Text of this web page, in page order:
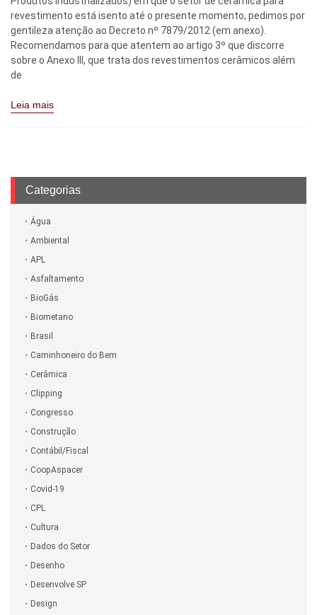
revestimento está isento até o presente momento, pedimos por
gentileza atenção ao Decreto nº 7879/2012 (em anexo).
Recomendamos para que atentem ao artigo 3º que discorre
sobre o Anexo III, que trata dos revestimentos cerâmicos além
de
Leia mais
Categorias
Água
Ambiental
APL
Asfaltamento
BioGás
Biometano
Brasil
Caminhoneiro do Bem
Cerâmica
Clipping
Congresso
Construção
Contábil/Fiscal
CoopAspacer
Covid-19
CPL
Cultura
Dados do Setor
Desenho
Desenvolve SP
Design